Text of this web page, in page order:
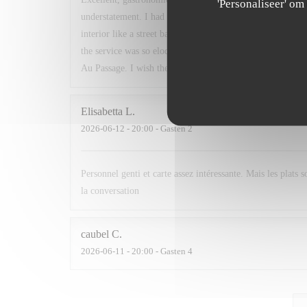
'Personaliseer'
understatement. I had read about this restaurant in a
interior like a street bar, my partner did not know what
the service was so eloquent and helpful, and after
Au Passage. I wish the best of luck to the chefs.
Elisabetta L
2026-06-12 - 20:00 - Gasten 2
Personnel genti et carte assez intéressante. Mais les
la conversation
caubel C
2026-06-11 - 20:00 - Gasten 4